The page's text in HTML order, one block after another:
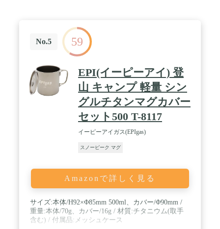
No.5 59
EPI(イーピーアイ) 登
山 キャンプ 軽量 シン
グルチタンマグカバー
セット500 T-8117
イーピーアイガス(EPIgas)
スノーピーク マグ
Amazonで詳しく見る
サイズ:本体/H92×Φ85mm 500ml、カバー/Φ90mm /
重量:本体/70g、カバー/16g / 材質:チタニウム(取手
含む) / 付属品:メッシュケース